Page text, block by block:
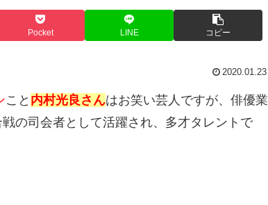
Pocket LINE コピー
2020.01.23
こと 内村光良さんはお笑い芸人ですが、俳優業
の司会者として活躍され、多才タレントで